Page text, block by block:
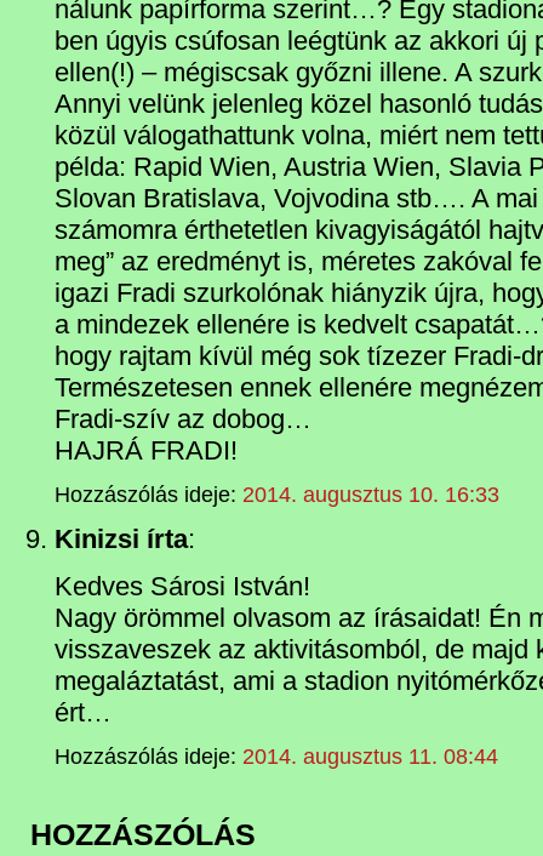
nálunk papírforma szerint…? Egy
ben úgyis csúfosan leégtünk az akkori új
ellen(!) – mégiscsak győzni illene. A
Annyi velünk jelenleg közel hasonló
közül válogathattunk volna, miért nem
példa: Rapid Wien, Austria Wien, Slavia
Slovan Bratislava, Vojvodina stb…. A
számomra érthetetlen kivagyiságától
meg” az eredményt is, méretes zakóval
igazi Fradi szurkolónak hiányzik újra,
a mindezek ellenére is kedvelt
hogy rajtam kívül még sok tízezer Fradi-
Természetesen ennek ellenére
Fradi-szív az dobog…
HAJRÁ FRADI!
Hozzászólás ideje: 2014. augusztus 10. 16:33
Kinizsi írta:
Kedves Sárosi István!
Nagy örömmel olvasom az írásaidat! Én
visszaveszek az aktivitásomból, de majd
megaláztatást, ami a stadion
ért…
Hozzászólás ideje: 2014. augusztus 11. 08:44
HOZZÁSZÓLÁS